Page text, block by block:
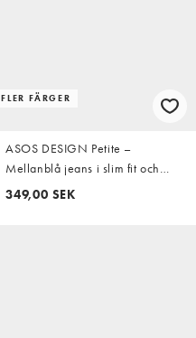
FLER FÄRGER
ASOS DESIGN Petite –
Mellanblå jeans i slim fit och
mom-modell
349,00 SEK